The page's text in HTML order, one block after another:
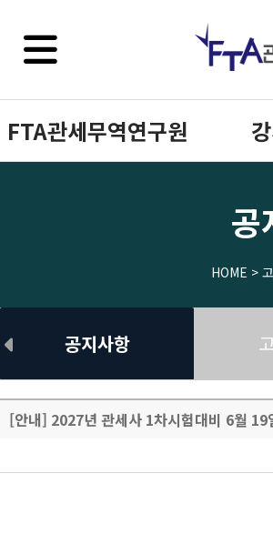
FTA관세무역연구원
공
HOME >
공지사항
[안내] 2027년 관세사 1차시험대비 6월